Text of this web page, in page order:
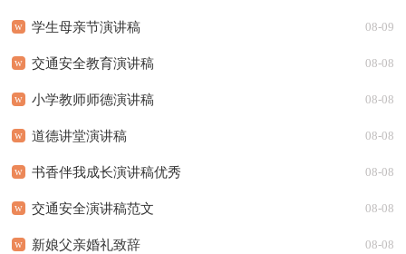
学生母亲节演讲稿 08-09
交通安全教育演讲稿 08-08
小学教师师德演讲稿 08-08
道德讲堂演讲稿 08-08
书香伴我成长演讲稿优秀 08-08
交通安全演讲稿范文 08-08
新娘父亲婚礼致辞 08-08